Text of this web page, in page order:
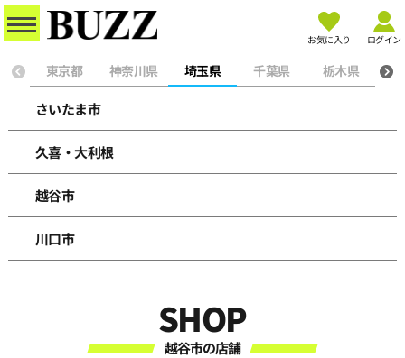
お気に入り ログイン
東京都 神奈川県 埼玉県 千葉県 栃木県
さいたま市
久喜・大利根
越谷市
川口市
SHOP
越谷市の店舗